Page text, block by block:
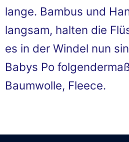
lange. Bambus und
langsam, halten die
es in der Windel nun
Babys Po
Baumwolle, Fleece.